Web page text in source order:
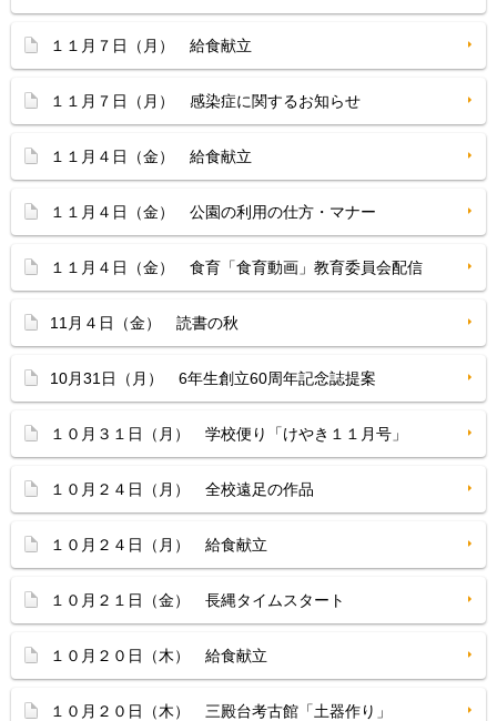
１１月７日（月） 給食献立
１１月７日（月） 感染症に関するお知らせ
１１月４日（金） 給食献立
１１月４日（金） 公園の利用の仕方・マナー
１１月４日（金） 食育「食育動画」教育委員会配信
11月４日（金） 読書の秋
10月31日（月） 6年生創立60周年記念誌提案
１０月３１日（月） 学校便り「けやき１１月号」
１０月２４日（月） 全校遠足の作品
１０月２４日（月） 給食献立
１０月２１日（金） 長縄タイムスタート
１０月２０日（木） 給食献立
１０月２０日（木） 三殿台考古館「土器作り」